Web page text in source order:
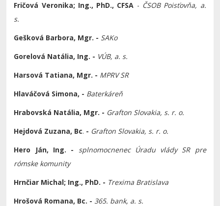
Fričová Veronika; Ing., PhD., CFSA - ČSOB Poisťovňa, a.
s.
Gešková Barbora, Mgr. - SAKo
Gorelová Natália, Ing. - VÚB, a. s.
Harsová Tatiana, Mgr. - MPRV SR
Hlaváčová Simona, - Baterkáreň
Hrabovská Natália, Mgr. - Grafton Slovakia, s. r. o.
Hejdová Zuzana, Bc. - Grafton Slovakia, s. r. o.
Hero Ján, Ing. - splnomocnenec
Úradu vlády SR pre
rómske komunity
Hrnčiar Michal; Ing., PhD. - Trexima Bratislava
Hrošová Romana, Bc. - 365. bank, a. s.